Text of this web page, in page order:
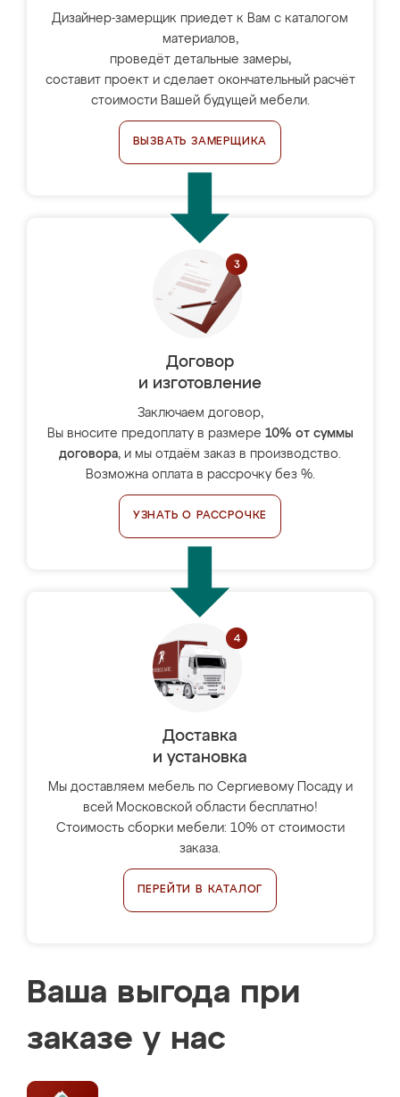
Дизайнер-замерщик приедет к Вам с каталогом
материалов,
проведёт детальные замеры,
составит проект и сделает окончательный расчёт
стоимости Вашей будущей мебели.
ВЫЗВАТЬ ЗАМЕРЩИКА
Договор
и изготовление
Заключаем договор,
Вы вносите предоплату в размере 10% от суммы
договора, и мы отдаём заказ в производство.
Возможна оплата в рассрочку без %.
УЗНАТЬ О РАССРОЧКЕ
Доставка
и установка
Мы доставляем мебель по Сергиевому Посаду и
всей Московской области бесплатно!
Стоимость сборки мебели: 10% от стоимости
заказа.
ПЕРЕЙТИ В КАТАЛОГ
Ваша выгода при
заказе у нас